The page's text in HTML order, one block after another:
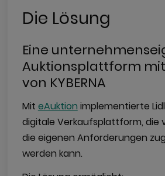
Die Lösung
Eine
Auktionsplattform
von KYBERNA
Mit eAuktion implementierte
digitale Verkaufsplattform, die
die eigenen Anforderungen
werden kann.